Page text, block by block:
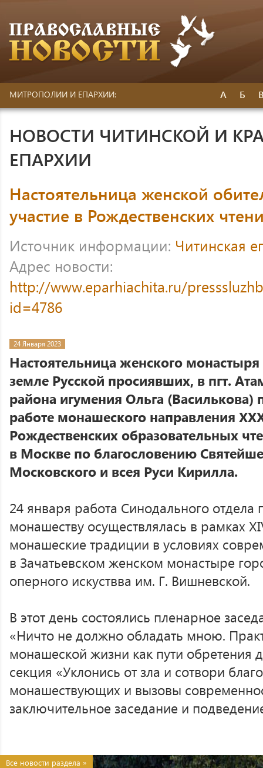
МИТРОПОЛИИ И ЕПАРХИИ: А Б
НОВОСТИ ЧИТИНСКОЙ И
ЕПАРХИИ
Настоятельница женской
участие в Рождественских
Источник информации: Читинская
Адрес новости:
http://www.eparhiachita.ru/
id=4786
24 Января 2023
Настоятельница женского монастыря
земле Русской просиявших, в пгт.
района игумения Ольга (Василькова)
работе монашеского направления
Рождественских образовательных
в Москве по благословению
Московского и всея Руси Кирилла.
24 января работа Синодального
монашеству осуществлялась в рамках
монашеские традиции в условиях
в Зачатьевском женском монастыре
оперного искуствва им. Г. Вишневской.
В этот день состоялись пленарное
«Ничто не должно обладать мною.
монашеской жизни как пути обретения
секция «Уклонись от зла и сотвори
монашествующих и вызовы
заключительное заседание и
Все новости раздела »